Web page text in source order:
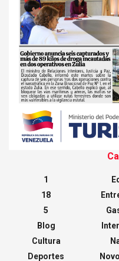
1
18
5
Blog
Cultura
Deportes